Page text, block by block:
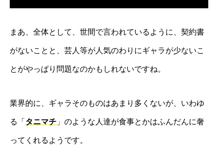
まあ、全体として、世間で言われているように、契約書
がないことと、芸人等が人気のわりにギャラが少ないこ
とがやっぱり問題なのかもしれないですね。
業界的に、ギャラそのものはあまり多くないが、いわゆ
る「 タニマチ 」のような人達が食事とかはふんだんに奢
ってくれるようです。